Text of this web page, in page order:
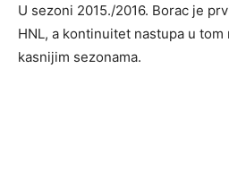
U sezoni 2015./2016. Borac je
HNL, a kontinuitet nastupa u
kasnijim sezonama.